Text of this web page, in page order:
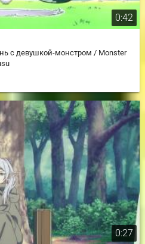
0:42
с девушкой-монстром / Monster
0:27